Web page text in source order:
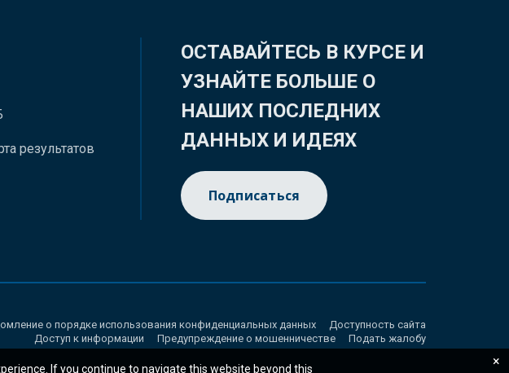
результатов
ОСТАВАЙТЕСЬ В КУРСЕ И
УЗНАЙТЕ БОЛЬШЕ О
НАШИХ ПОСЛЕДНИХ
ДАННЫХ И ИДЕЯХ
Подписаться
о порядке использования конфиденциальных данных
Доступность сайта
Доступ к информации
Предупреждение о мошенничестве Подать жалобу
If you continue to navigate this website beyond this ×